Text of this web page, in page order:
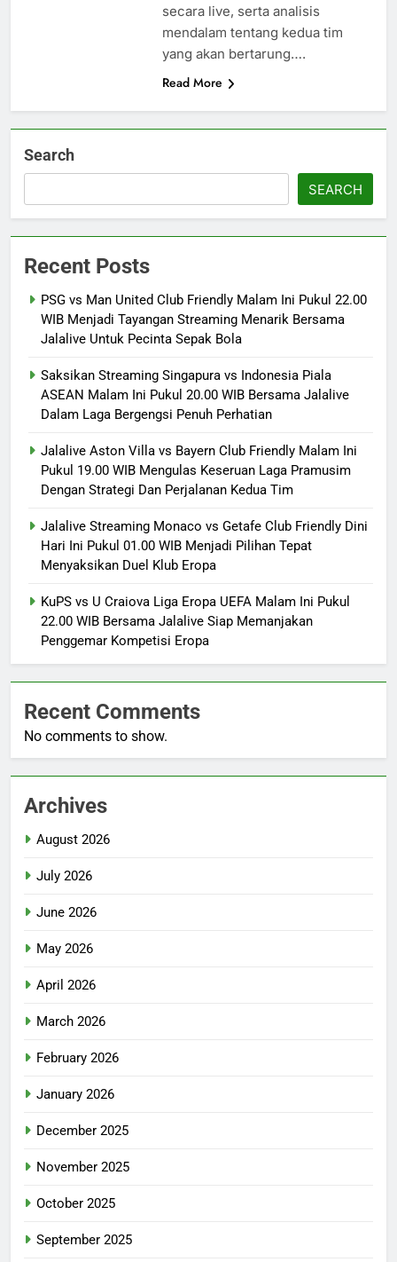
secara live, serta analisis
mendalam tentang kedua tim
yang akan bertarung….
Read More
Search
SEARCH
Recent Posts
PSG vs Man United Club Friendly Malam Ini Pukul 22.00
WIB Menjadi Tayangan Streaming Menarik Bersama
Jalalive Untuk Pecinta Sepak Bola
Saksikan Streaming Singapura vs Indonesia Piala
ASEAN Malam Ini Pukul 20.00 WIB Bersama Jalalive
Dalam Laga Bergengsi Penuh Perhatian
Jalalive Aston Villa vs Bayern Club Friendly Malam Ini
Pukul 19.00 WIB Mengulas Keseruan Laga Pramusim
Dengan Strategi Dan Perjalanan Kedua Tim
Jalalive Streaming Monaco vs Getafe Club Friendly Dini
Hari Ini Pukul 01.00 WIB Menjadi Pilihan Tepat
Menyaksikan Duel Klub Eropa
KuPS vs U Craiova Liga Eropa UEFA Malam Ini Pukul
22.00 WIB Bersama Jalalive Siap Memanjakan
Penggemar Kompetisi Eropa
Recent Comments
No comments to show.
Archives
August 2026
July 2026
June 2026
May 2026
April 2026
March 2026
February 2026
January 2026
December 2025
November 2025
October 2025
September 2025